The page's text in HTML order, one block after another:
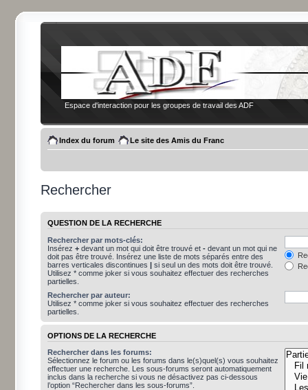
Espace d'interaction pour les groupes de travail des ADF
Index du forum Le site des Amis du Franc
Rechercher
QUESTION DE LA RECHERCHE
Rechercher par mots-clés:
Insérez + devant un mot qui doit être trouvé et - devant un mot qui ne
doit pas être trouvé. Insérez une liste de mots séparés entre des
barres verticales discontinues | si seul un des mots doit être trouvé.
Utilisez * comme joker si vous souhaitez effectuer des recherches
partielles.
Rechercher par auteur:
Utilisez * comme joker si vous souhaitez effectuer des recherches
partielles.
OPTIONS DE LA RECHERCHE
Rechercher dans les forums:
Sélectionnez le forum ou les forums dans le(s)quel(s) vous souhaitez
effectuer une recherche. Les sous-forums seront automatiquement
inclus dans la recherche si vous ne désactivez pas ci-dessous
l’option “Rechercher dans les sous-forums”.